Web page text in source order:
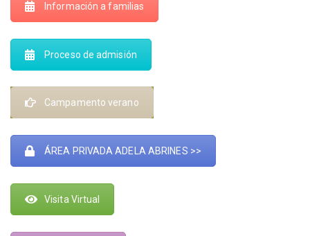
Información a familias
Proceso de admisión
Campamento verano
ÁREA PRIVADA ADELA ABRINES >>
Visita Virtual